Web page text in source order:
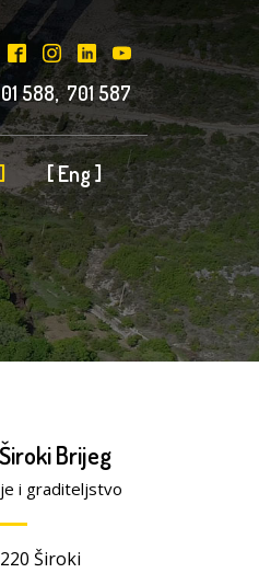
588, 701 587
[ Eng ]
Brijeg
i graditeljstvo
Široki